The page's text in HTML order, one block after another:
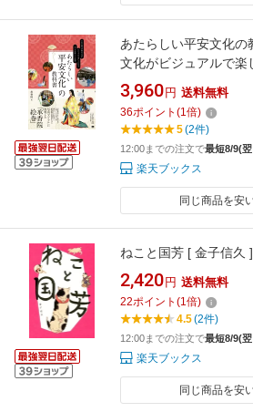
あたらしい平安文化の
文化がビジュアルで楽
らしと風俗 （あたらし
3,960 円 送料無料
36ポイント (1倍)
5(2件)
12:00までの注文で最短8/9(
楽天ブックス
同じ商品を安
ねこと国芳 [ 金子信久 ]
2,420 円 送料無料
22ポイント (1倍)
4.5(2件)
12:00までの注文で最短8/9(
楽天ブックス
同じ商品を安